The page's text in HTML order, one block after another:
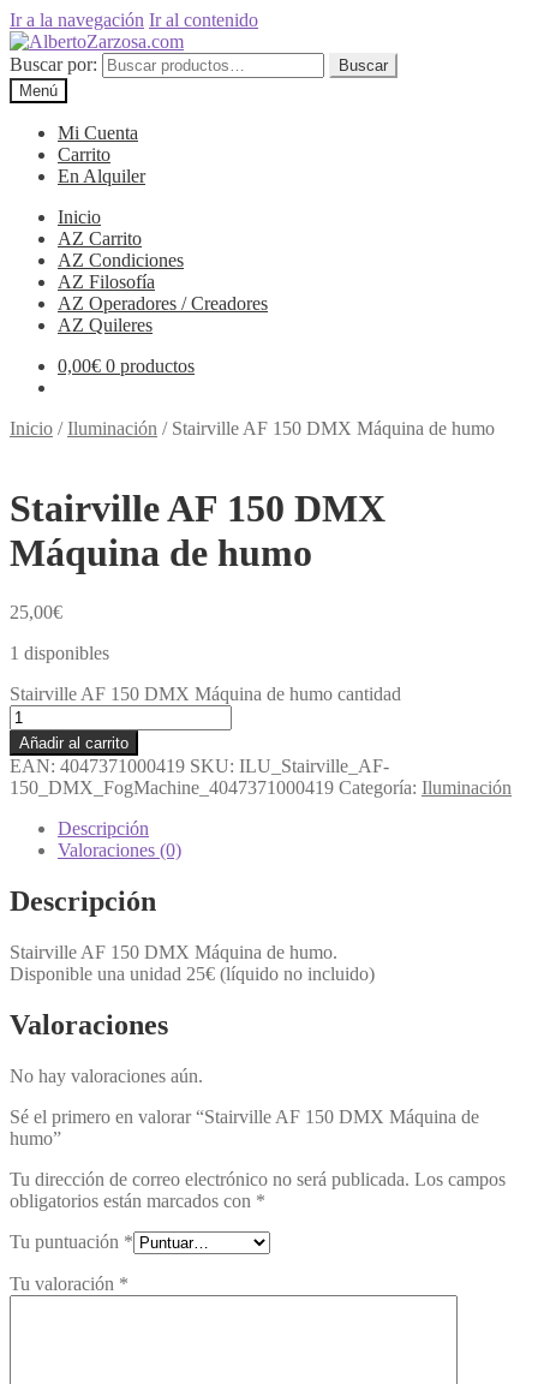
Ir a la navegación Ir al contenido
Buscar por:
Buscar
Menú
Mi Cuenta
Carrito
En Alquiler
Inicio
AZ Carrito
AZ Condiciones
AZ Filosofía
AZ Operadores / Creadores
AZ Quileres
0,00€ 0 productos
Inicio /Iluminación / Stairville AF 150 DMX Máquina de humo
Stairville AF 150 DMX
Máquina de humo
25,00€
1 disponibles
Stairville AF 150 DMX Máquina de humo cantidad
Añadir al carrito
EAN: 4047371000419 SKU: ILU_Stairville_AF-
150_DMX_FogMachine_4047371000419 Categoría: Iluminación
Descripción
Valoraciones (0)
Descripción
Stairville AF 150 DMX Máquina de humo.
Disponible una unidad 25€ (líquido no incluido)
Valoraciones
No hay valoraciones aún.
Sé el primero en valorar “Stairville AF 150 DMX Máquina de
humo”
Tu dirección de correo electrónico no será publicada. Los campos
obligatorios están marcados con *
Tu puntuación *
Tu valoración *